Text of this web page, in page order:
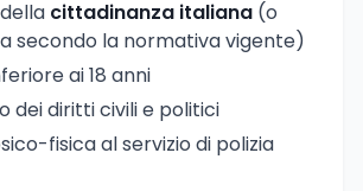
cittadinanza italiana (o
secondo la normativa vigente)
ai 18 anni
dei diritti civili e politici
fisica al servizio di polizia